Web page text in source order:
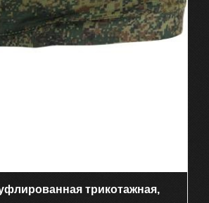
трикотажная,